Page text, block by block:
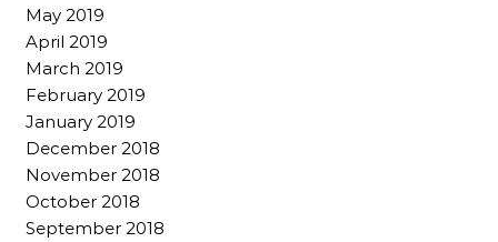
May 2019
April 2019
March 2019
February 2019
January 2019
December 2018
November 2018
October 2018
September 2018